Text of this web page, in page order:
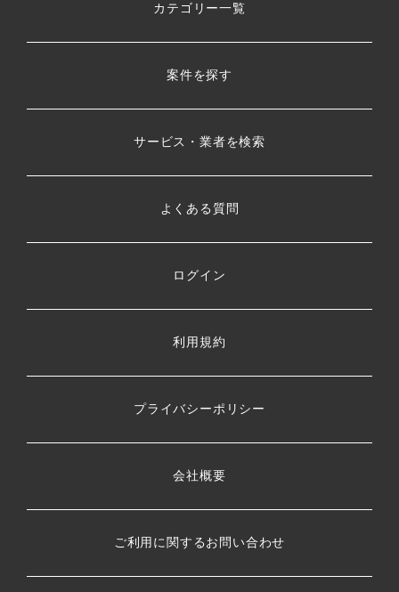
カテゴリー一覧
案件を探す
サービス・業者を検索
よくある質問
ログイン
利用規約
プライバシーポリシー
会社概要
ご利用に関するお問い合わせ